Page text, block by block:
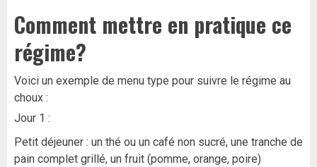
Comment mettre en pratique ce
régime?
Voici un exemple de menu type pour suivre le régime au
choux :
Jour 1 :
Petit déjeuner : un thé ou un café non sucré, une tranche de
pain complet grillé, un fruit (pomme, orange, poire)